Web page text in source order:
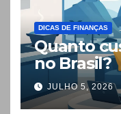
DICAS DE FINANÇAS
Quanto
no Brasil?
JULHO 5, 2026